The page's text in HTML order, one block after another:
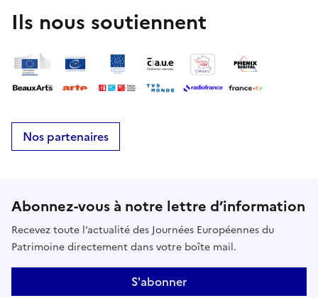
libre de l’exposition de Pedro Barateiro Mano
Manca.Dimanche 20 septembre : de 14h à 19h : visite
Manca.Rendez-vous à l’accueil du Crédac, au 3e
Ils nous soutiennent
Nos partenaires
Abonnez-vous à notre lettre d’information
Recevez toute l’actualité des Journées Européennes du
Patrimoine directement dans votre boîte mail.
S'abonner